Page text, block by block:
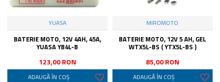
YUASA
BATERIE MOTO, 12V 4AH, 45A,
YUASA YB4L-B
123,00 RON
ADAUGĂ ÎN COŞ
MIROMOTO
BATERIE MOTO, 12V 5 AH, GEL
WTX5L-BS ( YTX5L-BS )
85,00 RON
ADAUGĂ ÎN COŞ